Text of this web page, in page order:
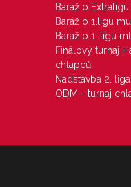
Baráž o
Baráž o 1.ligu
Baráž o 1. ligu
Finálový turnaj
chlapců
Nadstavba 2.
ODM - turnaj